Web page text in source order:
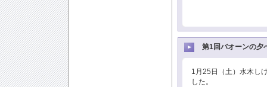
第1回バオーンの夕
1月25日（土）水木し
した。